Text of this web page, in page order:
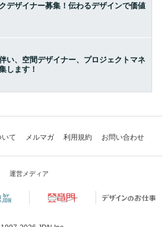
デザイナー募集！伝わるデザインで価値
い、空間デザイナー、プロジェクトマネ
します！
いて メルマガ 利用規約 お問い合わせ
運営メディア